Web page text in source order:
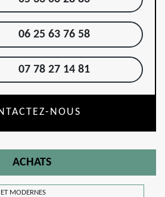
06 25 63 76 58
07 78 27 14 81
NOUS
ACHATS
MODERNES